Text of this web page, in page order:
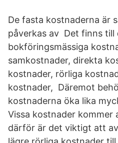
De fasta kostnaderna är
påverkas av Det finns till
bokföringsmässiga
samkostnader, direkta
kostnader, rörliga
kostnader, Däremot
kostnaderna öka lika
Vissa kostnader kommer
därför är det viktigt att